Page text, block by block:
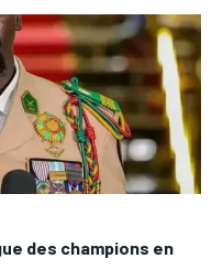
des champions en